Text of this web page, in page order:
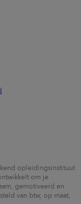
opleidingsinstituut
om je
gemotiveerd en
van btw, op maat,